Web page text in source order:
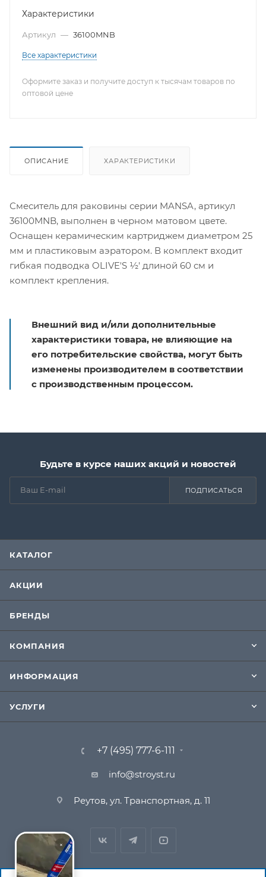
Характеристики
Артикул — 36100MNB
Все характеристики
Оформите заказ и получите доступ к тысячам товаров по
оптовой цене
ОПИСАНИЕ ХАРАКТЕРИСТИКИ
Смеситель для раковины серии MANSA, артикул
36100MNB, выполнен в черном матовом цвете.
Оснащен керамическим картриджем диаметром 25
мм и пластиковым аэратором. В комплект входит
гибкая подводка OLIVE'S ½' длиной 60 см и
комплект крепления.
Внешний вид и/или дополнительные
характеристики товара, не влияющие на
его потребительские свойства, могут быть
изменены производителем в соответствии
с производственным процессом.
Будьте в курсе наших акций и новостей
ПОДПИСАТЬСЯ
КАТАЛОГ
АКЦИИ
БРЕНДЫ
КОМПАНИЯ
ИНФОРМАЦИЯ
УСЛУГИ
+7 (495) 777-6-111
info@stroyst.ru
Реутов, ул. Транспортная, д. 11